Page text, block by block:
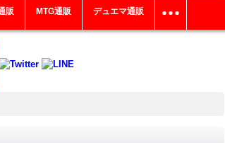
販 MTG通販 デュエマ通販